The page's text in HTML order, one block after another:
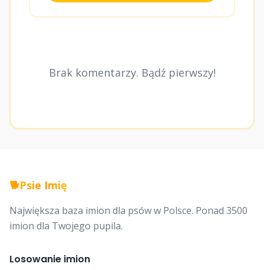
Brak komentarzy. Bądź pierwszy!
🐕Psie Imię
Największa baza imion dla psów w Polsce. Ponad 3500
imion dla Twojego pupila.
Losowanie imion